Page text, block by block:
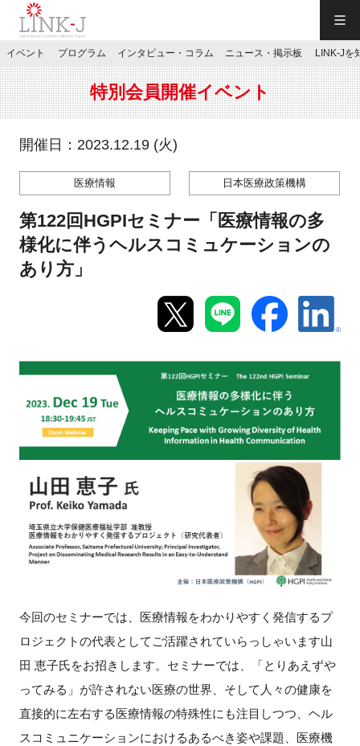
JP／EN
特別会員専用メニュー
施設ご予約
イベント
プログラム
ニュース・掲示板
特別会員
施設・アクセス
FAQ
イベント プログラム インタビュー・コラム ニュース・掲示板 LINK-Jを
特別会員開催イベント
開催日：2023.12.19 (火)
医療情報 日本医療政策機構
第122回HGPIセミナー「医療情報の多
様化に伴うヘルスコミュケーションの
あり方」
今回のセミナーでは、医療情報をわかりやすく発信するプ
ロジェクトの代表としてご活躍されていらっしゃいます山
田 恵子氏をお招きします。セミナーでは、「とりあえずや
ってみる」が許されない医療の世界、そして人々の健康を
直接的に左右する医療情報の特殊性にも注目しつつ、ヘル
スコミュニケーションにおけるあるべき姿や課題、医療機